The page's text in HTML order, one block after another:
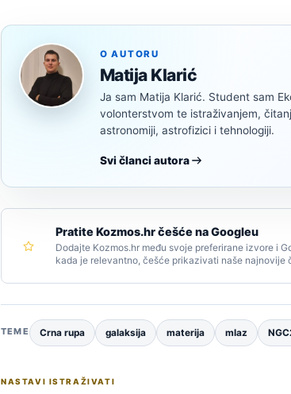
O AUTORU
Matija Klarić
Ja sam Matija Klarić. Student sam
volonterstvom te istraživanjem,
astronomiji, astrofizici i tehnologiji.
Svi članci autora
Pratite Kozmos.hr češće na Googleu
Dodajte Kozmos.hr među svoje preferirane izvore i
kada je relevantno, češće prikazivati naše najnovije
TEME Crna rupa galaksija materija mlaz
NASTAVI ISTRAŽIVATI